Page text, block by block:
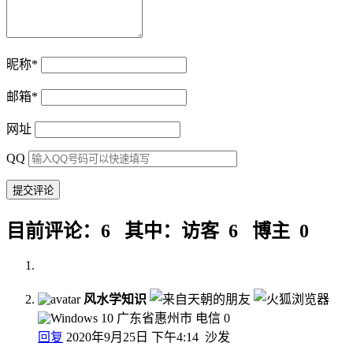
昵称*
邮箱*
网址
QQ
目前评论：6 其中：访客 6 博主 0
风水学知识
广东省惠州市 电信 0
回复 2020年9月25日 下午4:14 沙发